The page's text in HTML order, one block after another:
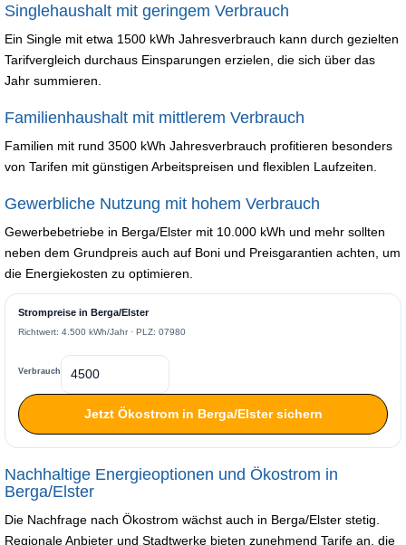
Singlehaushalt mit geringem Verbrauch
Ein Single mit etwa 1500 kWh Jahresverbrauch kann durch gezielten
Tarifvergleich durchaus Einsparungen erzielen, die sich über das
Jahr summieren.
Familienhaushalt mit mittlerem Verbrauch
Familien mit rund 3500 kWh Jahresverbrauch profitieren besonders
von Tarifen mit günstigen Arbeitspreisen und flexiblen Laufzeiten.
Gewerbliche Nutzung mit hohem Verbrauch
Gewerbebetriebe in Berga/Elster mit 10.000 kWh und mehr sollten
neben dem Grundpreis auch auf Boni und Preisgarantien achten, um
die Energiekosten zu optimieren.
Strompreise in Berga/Elster
Richtwert: 4.500 kWh/Jahr · PLZ: 07980
Verbrauch
Jetzt Ökostrom in Berga/Elster sichern
Nachhaltige Energieoptionen und Ökostrom in
Berga/Elster
Die Nachfrage nach Ökostrom wächst auch in Berga/Elster stetig.
Regionale Anbieter und Stadtwerke bieten zunehmend Tarife an, die